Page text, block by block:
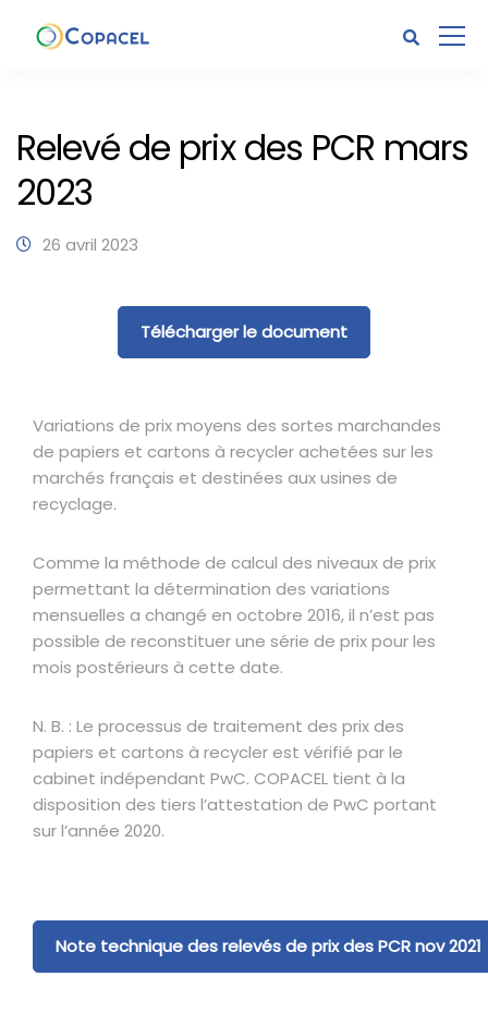
Relevé de prix des PCR mars
2023
26 avril 2023
Télécharger le document
Variations de prix moyens des sortes marchandes
de papiers et cartons à recycler achetées sur les
marchés français et destinées aux usines de
recyclage.
Comme la méthode de calcul des niveaux de prix
permettant la détermination des variations
mensuelles a changé en octobre 2016, il n’est pas
possible de reconstituer une série de prix pour les
mois postérieurs à cette date.
N. B. : Le processus de traitement des prix des
papiers et cartons à recycler est vérifié par le
cabinet indépendant PwC. COPACEL tient à la
disposition des tiers l’attestation de PwC portant
sur l’année 2020.
Note technique des relevés de prix des PCR nov 2021